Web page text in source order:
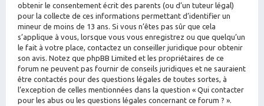
obtenir le consentement écrit des parents (ou d’un tuteur légal)
pour la collecte de ces informations permettant d’identifier un
mineur de moins de 13 ans. Si vous n’êtes pas sûr que cela
s’applique à vous, lorsque vous vous enregistrez ou que quelqu’un
le fait à votre place, contactez un conseiller juridique pour obtenir
son avis. Notez que phpBB Limited et les propriétaires de ce
forum ne peuvent pas fournir de conseils juridiques et ne sauraient
être contactés pour des questions légales de toutes sortes, à
l’exception de celles mentionnées dans la question « Qui contacter
pour les abus ou les questions légales concernant ce forum ? ».